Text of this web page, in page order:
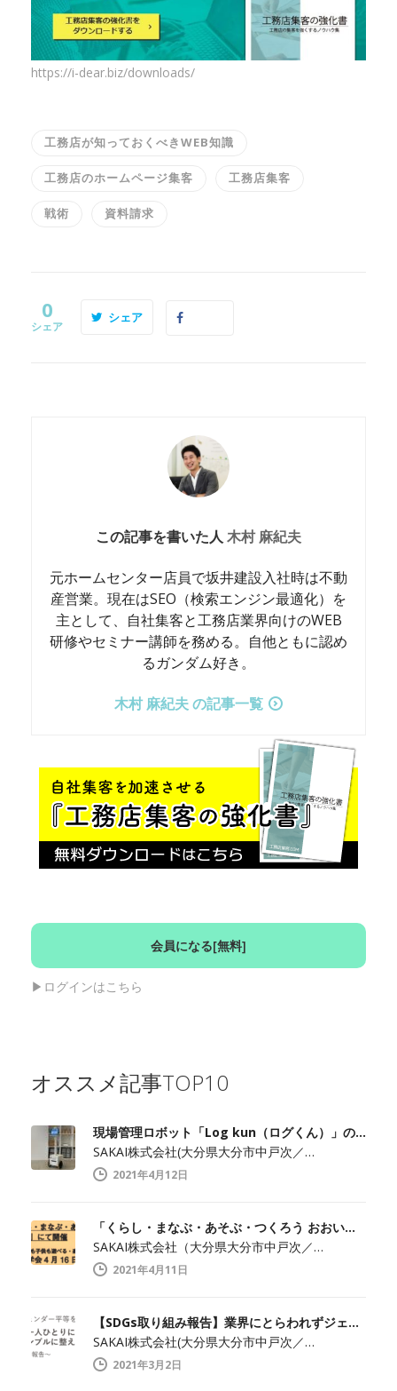
https://i-dear.biz/downloads/
工務店が知っておくべきWEB知識
工務店のホームページ集客 工務店集客
戦術 資料請求
0
シェア
シェア
この記事を書いた人 木村 麻紀夫
元ホームセンター店員で坂井建設入社時は不動
産営業。現在はSEO（検索エンジン最適化）を
主として、自社集客と工務店業界向けのWEB
研修やセミナー講師を務める。自他ともに認め
るガンダム好き。
木村 麻紀夫 の記事一覧
会員になる[無料]
▶︎ログインはこちら
オススメ記事TOP10
現場管理ロボット「Log kun（ログくん）」のメディア向け見学会開催します！
SAKAI株式会社(大分県大分市中戸次／…
2021年4月12日
「くらし・まなぶ・あそぶ・つくろう おおいた」でメディア見学会開催！
SAKAI株式会社（大分県大分市中戸次／…
2021年4月11日
【SDGs取り組み報告】業界にとらわれずジェンダー平等を実現
SAKAI株式会社(大分県大分市中戸次／…
2021年3月2日